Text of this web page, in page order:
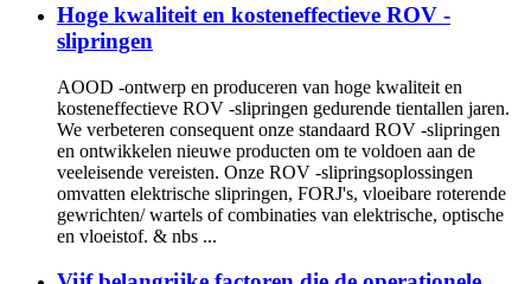
Hoge kwaliteit en kosteneffectieve ROV -
slipringen
AOOD -ontwerp en produceren van hoge kwaliteit en
kosteneffectieve ROV -slipringen gedurende tientallen jaren.
We verbeteren consequent onze standaard ROV -slipringen
en ontwikkelen nieuwe producten om te voldoen aan de
veeleisende vereisten. Onze ROV -slipringsoplossingen
omvatten elektrische slipringen, FORJ's, vloeibare roterende
gewrichten/ wartels of combinaties van elektrische, optische
en vloeistof. & nbs ...